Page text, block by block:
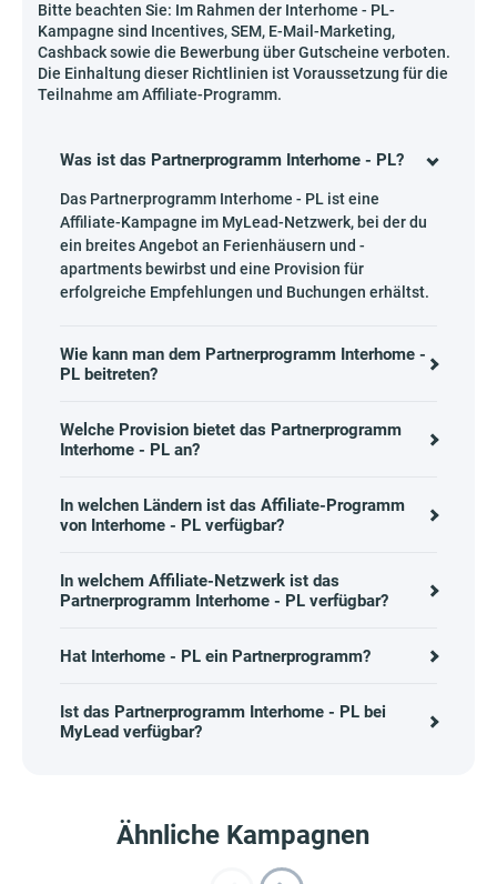
Bitte beachten Sie: Im Rahmen der Interhome - PL-
Kampagne sind Incentives, SEM, E-Mail-Marketing,
Cashback sowie die Bewerbung über Gutscheine verboten.
Die Einhaltung dieser Richtlinien ist Voraussetzung für die
Teilnahme am Affiliate-Programm.
Was ist das Partnerprogramm Interhome - PL?
Das Partnerprogramm Interhome - PL ist eine
Affiliate-Kampagne im MyLead-Netzwerk, bei der du
ein breites Angebot an Ferienhäusern und -
apartments bewirbst und eine Provision für
erfolgreiche Empfehlungen und Buchungen erhältst.
Wie kann man dem Partnerprogramm Interhome -
PL beitreten?
Welche Provision bietet das Partnerprogramm
Interhome - PL an?
In welchen Ländern ist das Affiliate-Programm
von Interhome - PL verfügbar?
In welchem Affiliate-Netzwerk ist das
Partnerprogramm Interhome - PL verfügbar?
Hat Interhome - PL ein Partnerprogramm?
Ist das Partnerprogramm Interhome - PL bei
MyLead verfügbar?
Ähnliche Kampagnen